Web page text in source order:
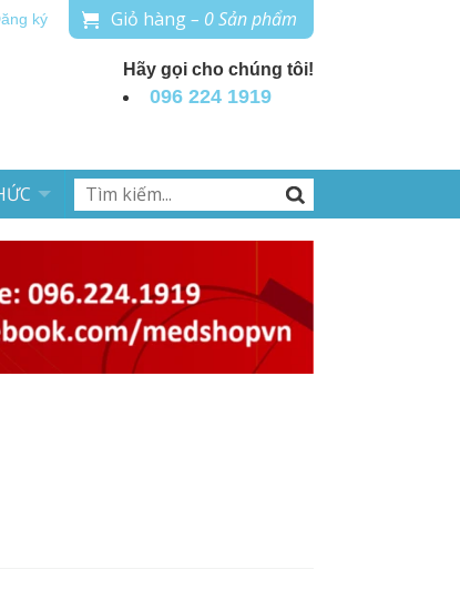
ký Giỏ hàng– 0 Sản phẩm
Hãy gọi cho chúng tôi!
096 224 1919